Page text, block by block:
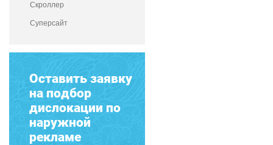
Скроллер
Суперсайт
Оставить заявку
на подбор
дислокации по
наружной
рекламе